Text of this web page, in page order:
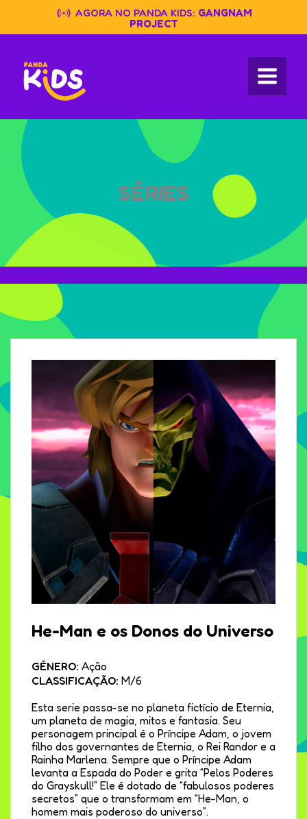
content
AGORA NO PANDA KIDS: GANGNAM
PROJECT
SÉRIES
He-Man e os Donos do Universo
GÉNERO: Ação
CLASSIFICAÇÃO: M/6
Esta serie passa-se no planeta fictício de Eternia,
um planeta de magia, mitos e fantasia. Seu
personagem principal é o Príncipe Adam, o jovem
filho dos governantes de Eternia, o Rei Randor e a
Rainha Marlena. Sempre que o Príncipe Adam
levanta a Espada do Poder e grita “Pelos Poderes
do Grayskull!” Ele é dotado de “fabulosos poderes
secretos” que o transformam em “He-Man, o
homem mais poderoso do universo”.